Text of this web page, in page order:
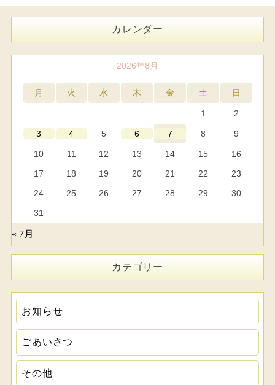
カレンダー
2026年8月
月 火 水 木 金 土 日
1 2
3 4 5 6 7 8 9
10 11 12 13 14 15
16
17
18 19 20 21 22
23
24
25 26 27 28 29
30
31
« 7月
カテゴリー
お知らせ
ごあいさつ
その他